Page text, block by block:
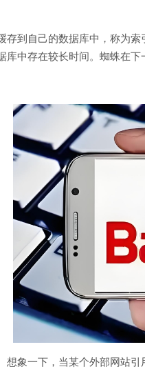
存到自己的数据库中，称为
中存在较长时间。蜘蛛在
想象一下，当某个外部网站